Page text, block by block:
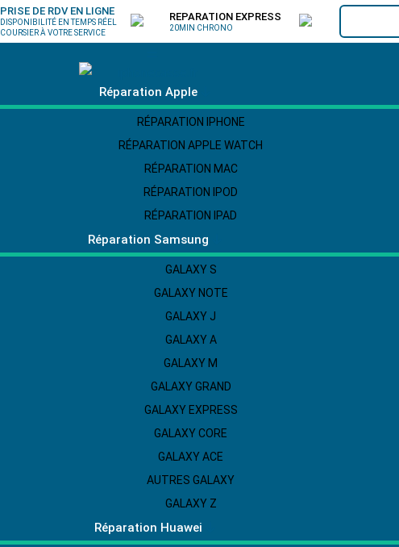
PRISE DE RDV EN LIGNE
DISPONIBILITÉ EN TEMPS RÉEL
COURSIER À VOTRE SERVICE
REPARATION EXPRESS
20MIN CHRONO
Réparation Apple
RÉPARATION IPHONE
RÉPARATION APPLE WATCH
RÉPARATION MAC
RÉPARATION IPOD
RÉPARATION IPAD
Réparation Samsung
GALAXY S
GALAXY NOTE
GALAXY J
GALAXY A
GALAXY M
GALAXY GRAND
GALAXY EXPRESS
GALAXY CORE
GALAXY ACE
AUTRES GALAXY
GALAXY Z
Réparation Huawei